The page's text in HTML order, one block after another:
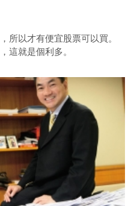
所以才有便宜股票可以買。
這就是個利多。